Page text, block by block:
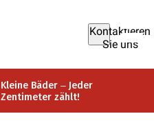
Kontaktieren
Sie uns
Kleine Bäder ‒ Jeder
Zentimeter zählt!